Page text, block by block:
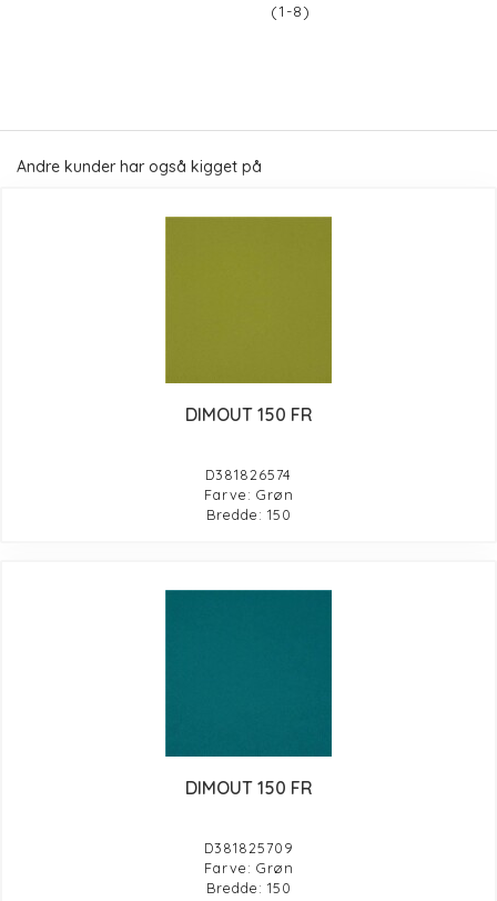
(1-8)
Andre kunder har også kigget på
DIMOUT 150 FR
D381826574
Farve: Grøn
Bredde: 150
DIMOUT 150 FR
D381825709
Farve: Grøn
Bredde: 150